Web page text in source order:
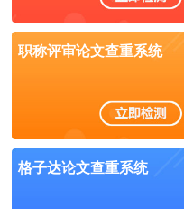
职称评审论文查重系统
格子达论文查重系统